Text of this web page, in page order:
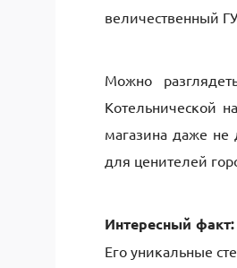
величественный
Можно
Котельнической
магазина даже не
для ценителей
Интересный факт:
Его уникальные